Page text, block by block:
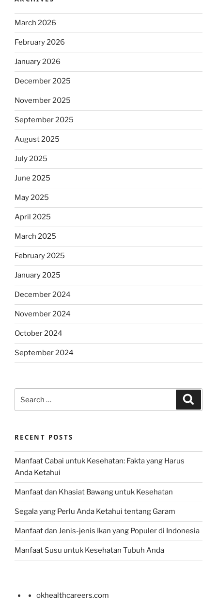
March 2026
February 2026
January 2026
December 2025
November 2025
September 2025
August 2025
July 2025
June 2025
May 2025
April 2025
March 2025
February 2025
January 2025
December 2024
November 2024
October 2024
September 2024
for:
RECENT POSTS
Manfaat Cabai untuk Kesehatan: Fakta yang Harus
Anda Ketahui
Manfaat dan Khasiat Bawang untuk Kesehatan
Segala yang Perlu Anda Ketahui tentang Garam
Manfaat dan Jenis-jenis Ikan yang Populer di Indonesia
Manfaat Susu untuk Kesehatan Tubuh Anda
okhealthcareers.com